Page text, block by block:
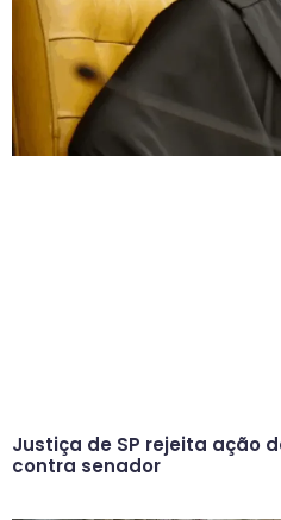
Justiça de SP rejeita ação
contra senador